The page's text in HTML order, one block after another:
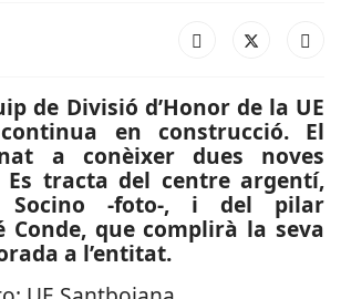
de Divisió d’Honor de la UE
en construcció. El
a conèixer dues noves
Es tracta del centre argentí,
Socino -foto-, i del pilar
Conde, que complirà la seva
a l’entitat.